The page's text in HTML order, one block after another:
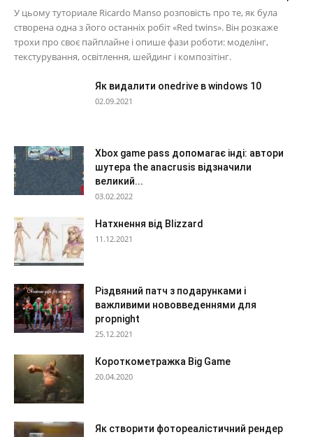
У цьому туториале Ricardo Manso розповість про те, як була
створена одна з його останніх робіт «Red twins». Він розкаже
трохи про своє пайплайне і опише фази роботи: моделінг,
текстурування, освітлення, шейдинг і композітінг.
Як видалити onedrive в windows 10
02.09.2021
Xbox game pass допомагає інді: автори
шутера the anacrusis відзначили
великий...
03.02.2022
Натхнення від Blizzard
11.12.2021
Різдвяний патч з подарунками і
важливими нововведеннями для
propnight
25.12.2021
Короткометражка Big Game
20.04.2020
Як створити фотореалістичний рендер